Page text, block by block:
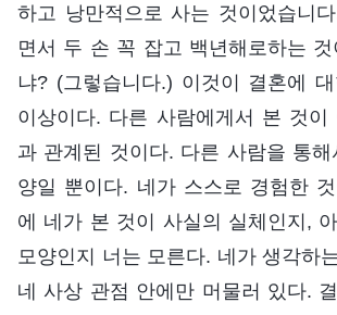
하고 낭만적으로 사는 것이었습니
면서 두 손 꼭 잡고 백년해로하는
냐? (그렇습니다.) 이것이 결혼에
이상이다. 다른 사람에게서 본 것이
과 관계된 것이다. 다른 사람을 통
양일 뿐이다. 네가 스스로 경험한
에 네가 본 것이 사실의 실체인지,
모양인지 너는 모른다. 네가 생각하
네 사상 관점 안에만 머물러 있다.